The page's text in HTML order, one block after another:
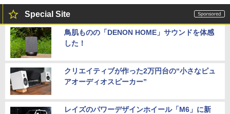
Special Site
鳥肌ものの「DENON HOME」サウンドを体感
した！
クリエイティブが作った2万円台の“小さなピュ
アオーディオスピーカー”
レイズのパワーデザインホイール「M6」に新